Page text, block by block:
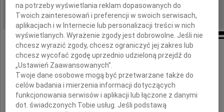
DATA EMISJI: 04.01.2013
Z ogromnym żalem żegnamy Cię,
Krysiu
na potrzeby wyświetlania reklam dopasowanych do
Twoich zainteresowań i preferencji w swoich serwisach,
aplikacjach i w Internecie lub personalizacji treści w nich
wyświetlanych. Wyrażenie zgody jest dobrowolne. Jeśli nie
chcesz wyrazić zgody, chcesz ograniczyć jej zakres lub
chcesz wycofać zgodę uprzednio udzieloną przejdź do
„Ustawień Zaawansowanych”.
Twoje dane osobowe mogą być przetwarzane także do
celów badania i mierzenia informacji dotyczących
funkcjonowania serwisów i aplikacji lub łączone z danymi
dot. świadczonych Tobie usług. Jeśli podstawą